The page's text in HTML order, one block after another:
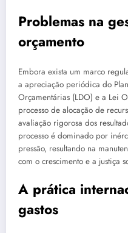
Problemas na
orçamento
Embora exista um marco
a apreciação periódica do
Orçamentárias (LDO) e a Lei
processo de alocação de
avaliação rigorosa dos
processo é dominado por
pressão, resultando na
com o crescimento e a justiça
A prática
gastos